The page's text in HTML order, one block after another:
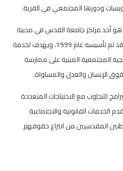
ودورها المجتمعي في القرية.
أحد مراكز جامعة القدس في مدينة
القدس، ويقع في البلدة القديمة وقد تم تأسيسه عام 1999، ويهدف لخدمة
المجتمعية المبنية على ممارسة
الإنسان والعدل والمساواة.
للتجاوب مع الاحتياجات المتعددة
الخدمات القانونية والاجتماعية
المقدسيين من انتزاع حقوقهم